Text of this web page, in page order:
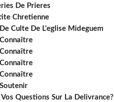
De Prieres
Chretienne
Culte De L'eglise Mideguem
Vos Questions Sur La Delivrance?